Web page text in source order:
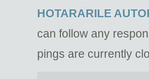
HOTARARILE
can follow any
pings are currently